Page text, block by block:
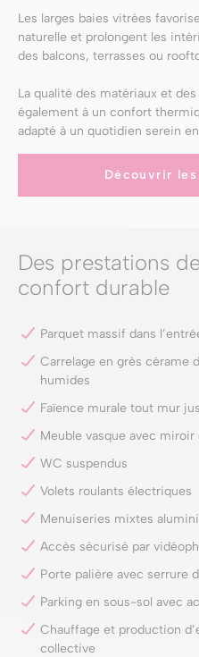
Des prestations
confort durable
Parquet massif dans
Carrelage en grès cérame
humides
Faïence murale tout mur
Meuble vasque avec
WC suspendus
Volets roulants électriques
Menuiseries mixtes
Accès sécurisé par
Porte palière avec serrure
Parking en sous-sol avec
Chauffage et production
collective
Les larges baies vitrées
naturelle et prolongent les
des balcons, terrasses ou
La qualité des matériaux et
également à un confort
adapté à un quotidien serein
Découvrir